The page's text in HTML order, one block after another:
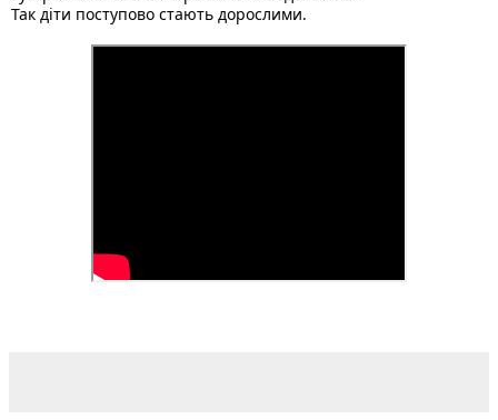
Так діти поступово стають дорослими.